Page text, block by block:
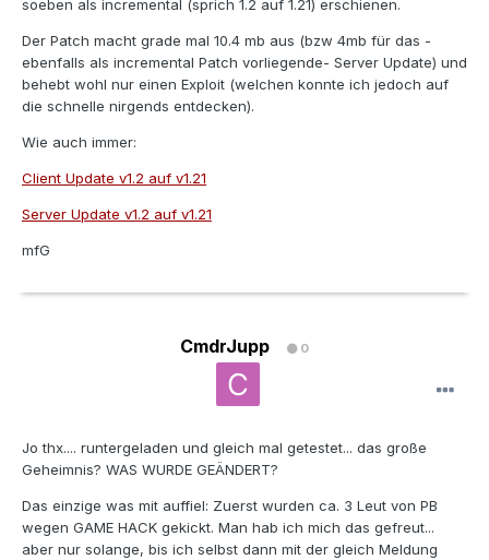
soeben als incremental (sprich 1.2 auf 1.21) erschienen.
Der Patch macht grade mal 10.4 mb aus (bzw 4mb für das -
ebenfalls als incremental Patch vorliegende- Server Update) und
behebt wohl nur einen Exploit (welchen konnte ich jedoch auf
die schnelle nirgends entdecken).
Wie auch immer:
Client Update v1.2 auf v1.21
Server Update v1.2 auf v1.21
mfG
CmdrJupp 0
Jo thx.... runtergeladen und gleich mal getestet... das große
Geheimnis? WAS WURDE GEÄNDERT?
Das einzige was mit auffiel: Zuerst wurden ca. 3 Leut von PB
wegen GAME HACK gekickt. Man hab ich mich das gefreut...
aber nur solange, bis ich selbst dann mit der gleich Meldung